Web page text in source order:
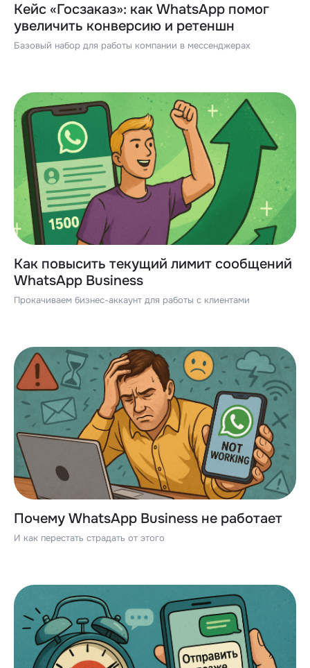
Кейс «Госзаказ»: как WhatsApp помог
увеличить конверсию и ретеншн
Базовый набор для работы компании в мессенджерах
Как повысить текущий лимит сообщений
WhatsApp Business
Прокачиваем бизнес-аккаунт для работы с клиентами
Почему WhatsApp Business не работает
И как перестать страдать от этого